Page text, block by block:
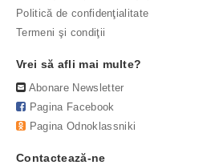
Politică de confidenţialitate
Termeni şi condiţii
Vrei să afli mai multe?
Abonare Newsletter
Pagina Facebook
Pagina Odnoklassniki
Contactează-ne